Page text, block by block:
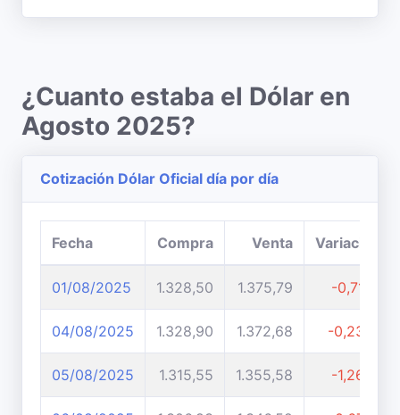
¿Cuanto estaba el Dólar en
Agosto 2025?
Cotización Dólar Oficial día por día
Fecha Compra Venta Variación
01/08/2025 1.328,50 1.375,79 -0,71%
04/08/2025 1.328,90 1.372,68 -0,23%
05/08/2025 1.315,55 1.355,58 -1,26%